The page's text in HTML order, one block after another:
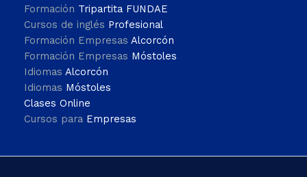
Formación Tripartita FUNDAE
Cursos de inglés Profesional
Formación Empresas Alcorcón
Formación Empresas Móstoles
Idiomas Alcorcón
Idiomas Móstoles
Clases Online
Cursos para Empresas